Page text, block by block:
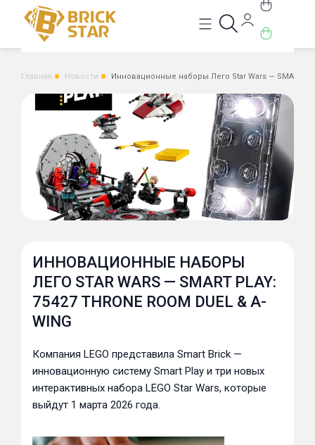
Главная Новости Инновационные наборы Лего Star Wars — SMART
ИННОВАЦИОННЫЕ НАБОРЫ
ЛЕГО STAR WARS — SMART PLAY:
75427 THRONE ROOM DUEL & A-
WING
Компания LEGO представила Smart Brick —
инновационную систему Smart Play и три новых
интерактивных набора LEGO Star Wars, которые
выйдут 1 марта 2026 года.